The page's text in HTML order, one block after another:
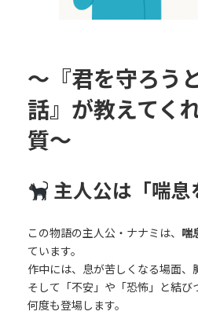
〜『君を守ろう
話』が教えてく
質〜
主人公は「喘息
この物語の主人公・ナナミは、 喘
ています。
作中には、息が苦しくなる場面、
そして「不安」や「恐怖」と結び
何度も登場します。